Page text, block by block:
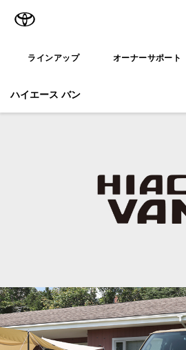
ラインアップ オーナーサポート
ハイエース バン